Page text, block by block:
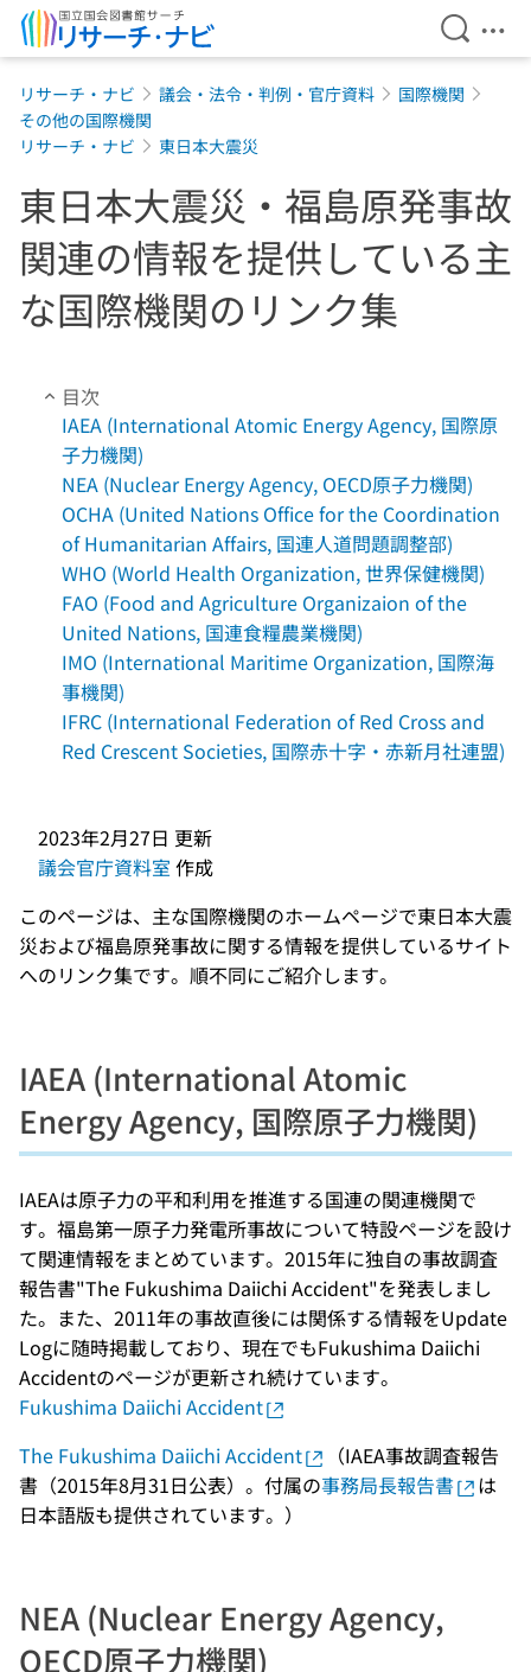
検索を
メ
リサーチ・ナビ 議会・法令・判例・官庁資料
国際機関
その他の国際機関
リサーチ・ナビ
東日本大震災
東日本大震災・福島原発事故
関連の情報を提供している主
な国際機関のリンク集
目次
IAEA (International Atomic Energy Agency, 国際原
子力機関)
NEA (Nuclear Energy Agency, OECD原子力機関)
OCHA (United Nations Office for the Coordination
of Humanitarian Affairs, 国連人道問題調整部)
WHO (World Health Organization, 世界保健機関)
FAO (Food and Agriculture Organizaion of the
United Nations, 国連食糧農業機関)
IMO (International Maritime Organization, 国際海
事機関)
IFRC (International Federation of Red Cross and
Red Crescent Societies, 国際赤十字・赤新月社連盟)
2023年2月27日 更新
議会官庁資料室 作成
このページは、主な国際機関のホームページで東日本大震
災および福島原発事故に関する情報を提供しているサイト
へのリンク集です。順不同にご紹介します。
IAEA (International Atomic
Energy Agency, 国際原子力機関)
IAEAは原子力の平和利用を推進する国連の関連機関で
す。福島第一原子力発電所事故について特設ページを設け
て関連情報をまとめています。2015年に独自の事故調査
報告書"The Fukushima Daiichi Accident"を発表しまし
た。また、2011年の事故直後には関係する情報をUpdate
Logに随時掲載しており、現在でもFukushima Daiichi
Accidentのページが更新され続けています。
Fukushima Daiichi Accident
The Fukushima Daiichi Accident
（IAEA事故調査報告
書（2015年8月31日公表）。付属の事務局長報告書
は
日本語版も提供されています。）
NEA (Nuclear Energy Agency,
OECD原子力機関)